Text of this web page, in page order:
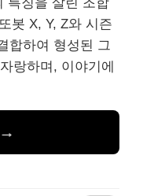
봇 X, Y, Z와 시즌
합하여 형성된 그
랑하며, 이야기에